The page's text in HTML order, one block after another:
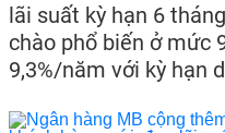
lãi suất kỳ hạn 6
chào phổ biến ở mức
9,3%/năm với kỳ hạn